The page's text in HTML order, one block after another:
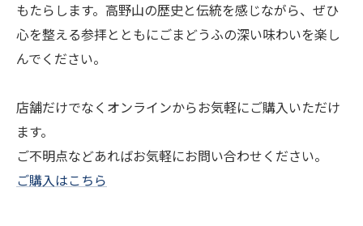
もたらします。高野山の歴史と伝統を感じながら、ぜひ
心を整える参拝とともにごまどうふの深い味わいを楽し
んでください。
店舗だけでなくオンラインからお気軽にご購入いただけ
ます。
ご不明点などあればお気軽にお問い合わせください。
ご購入はこちら